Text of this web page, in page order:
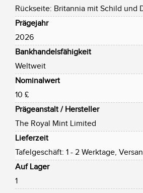
Rückseite: Britannia mit Schild und
Prägejahr
2026
Bankhandelsfähigkeit
Weltweit
Nominalwert
10 £
Prägeanstalt / Hersteller
The Royal Mint Limited
Lieferzeit
Tafelgeschäft: 1 - 2 Werktage,
Auf Lager
1